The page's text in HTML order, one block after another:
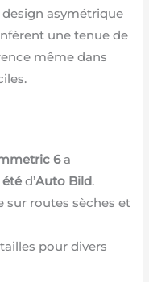
asymétrique
une tenue de
même dans
6a
été d’Auto Bild.
sur routes sèches et
pour divers